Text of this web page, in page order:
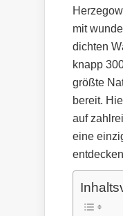
mit
dichten
knapp
größte
bereit.
auf
eine